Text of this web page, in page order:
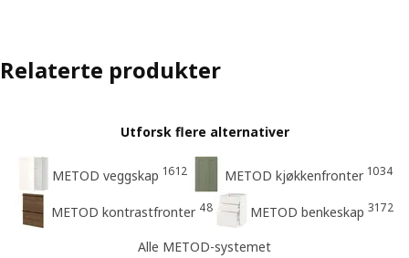
Relaterte produkter
Utforsk flere alternativer
METOD veggskap 1612 METOD kjøkkenfronter 1034
METOD kontrastfronter 48 METOD benkeskap 3172
Alle METOD-systemet